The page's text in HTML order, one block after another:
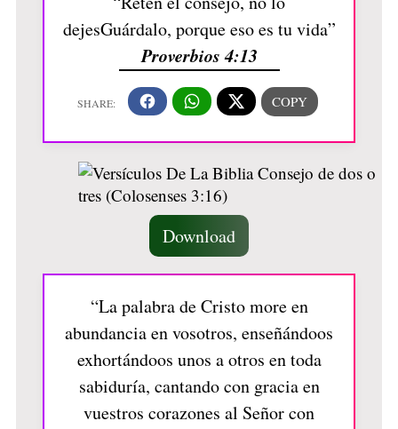
dejesGuárdalo, porque eso es tu vida”
Proverbios 4:13
Download
“La palabra de Cristo more en
abundancia en vosotros, enseñándoos
exhortándoos unos a otros en toda
sabiduría, cantando con gracia en
vuestros corazones al Señor con